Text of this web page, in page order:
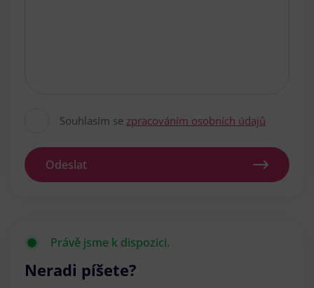
Souhlasím se zpracováním osobních údajů
Odeslat
Právě jsme k dispozici.
Neradi píšete?